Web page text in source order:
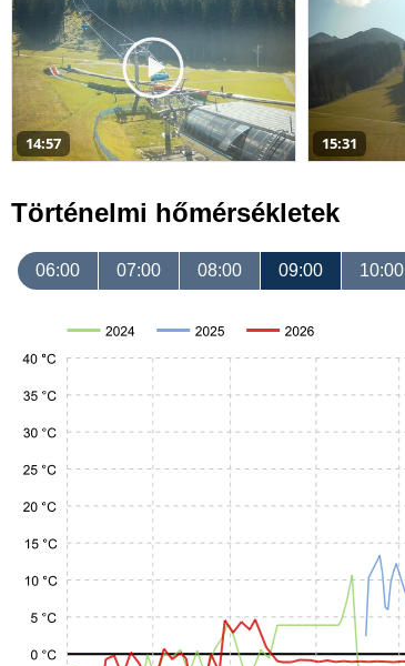
14:57 15:31
Történelmi hőmérsékletek
06:00 07:00 08:00 09:00 10:00